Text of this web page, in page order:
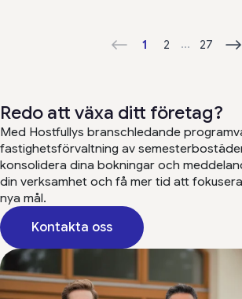
1 2 ... 27
Redo att växa ditt företag?
Med Hostfullys branschledande
fastighetsförvaltning av
konsolidera dina bokningar och
din verksamhet och få mer tid att
nya mål.
Kontakta oss